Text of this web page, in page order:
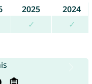
2025
2024
✓ ✓